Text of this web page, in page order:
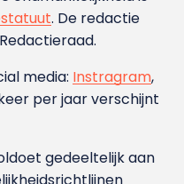
. De redactie
media: Instragram,
per jaar verschijnt
gedeeltelijk aan